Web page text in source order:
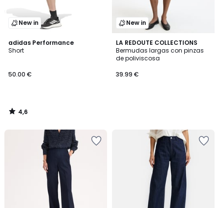
New in
adidas Performance
Short
50.00 €
4,6
/ 5
4,6
/
New in
LA REDOUTE COLLECTIONS
Bermudas largas con pinzas
de poliviscosa
39.99 €